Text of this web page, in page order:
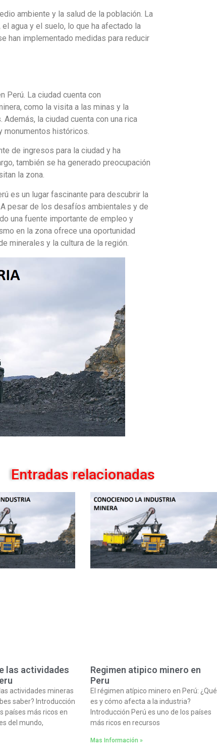
ambiente y la salud de la población. La
agua y el suelo, lo que ha afectado la
han implementado medidas para reducir
Perú. La ciudad cuenta con
como la visita a las minas y la
la ciudad cuenta con una rica
monumentos históricos.
de ingresos para la ciudad y ha
también se ha generado preocupación
la zona.
es un lugar fascinante para descubrir la
pesar de los desafíos ambientales y de
una fuente importante de empleo y
en la zona ofrece una oportunidad
minerales y la cultura de la región.
Entradas relacionadas
las actividades
actividades mineras
saber? Introducción
países más ricos en
del mundo,
Regimen atipico minero en
Peru
El régimen atípico minero en Perú: ¿Qué
es y cómo afecta a la industria?
Introducción Perú es uno de los países
más ricos en recursos
Mas Información »